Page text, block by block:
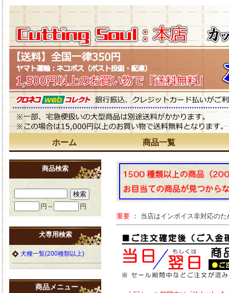
ホーム 商品一覧
重要 ： 当店はインボイス非対応の
商品検索
円～ 円
犬専用検索
犬種一覧(200種類以上)
商品メニュー